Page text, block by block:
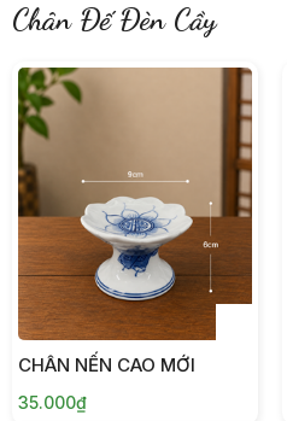
Chân Đế Đèn Cầy
CHÂN NẾN CAO MỚI
35.000₫